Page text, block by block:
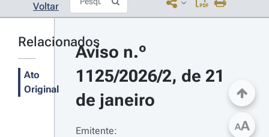
Voltar
Relacionados
Ato
Original
Aviso n.º
1125/2026/2, de 21
de janeiro
Emitente:
AA